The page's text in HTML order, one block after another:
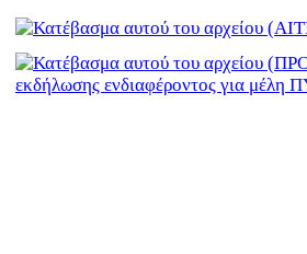
εκδήλωσης ενδιαφέροντος για μέλη